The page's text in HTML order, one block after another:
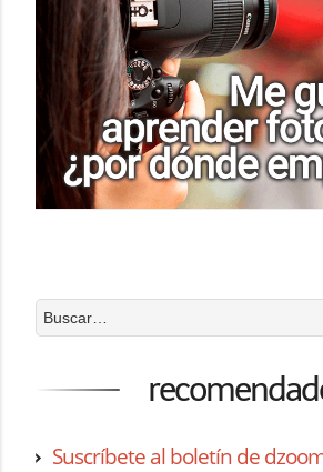
Suscríbete al boletín de